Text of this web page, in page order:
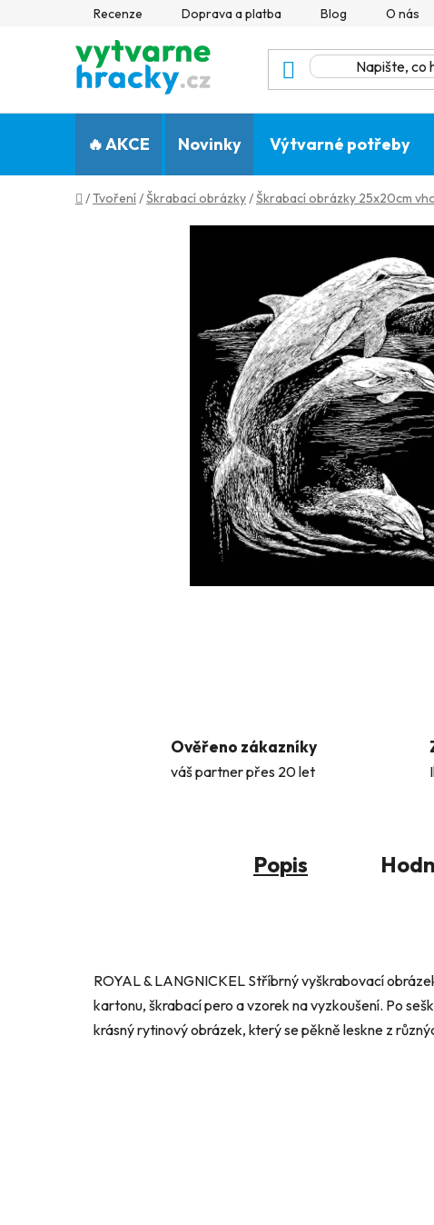
Recenze Doprava a platba Blog O nás
🔥 AKCE Novinky Výtvarné potřeby
Domů
/Tvoření/Škrabací obrázky/Škrabací obrázky 25x20cm
Ověřeno zákazníky
váš partner přes 20 let
Popis
ROYAL & LANGNICKEL Stříbrný vyškrabovací
kartonu, škrabací pero a vzorek na vyzkoušení. Po
krásný rytinový obrázek, který se pěkně leskne z